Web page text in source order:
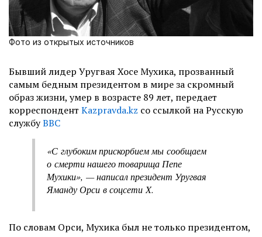
Фото из открытых источников
Бывший лидер Уругвая Хосе Мухика, прозванный
самым бедным президентом в мире за скромный
образ жизни, умер в возрасте 89 лет, передает
корреспондент Kazpravda.kz со ссылкой на Русскую
службуВВС
«С глубоким прискорбием мы сообщаем
о смерти нашего товарища Пепе
Мухики», — написал президент Уругвая
Яманду Орси в соцсети X.
По словам Орси, Мухика был не только президентом,